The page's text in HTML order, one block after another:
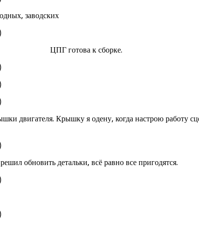
заводских
ЦПГ готова к сборке.
двигателя. Крышку я одену, когда настрою работу
обновить детальки, всё равно все пригодятся.